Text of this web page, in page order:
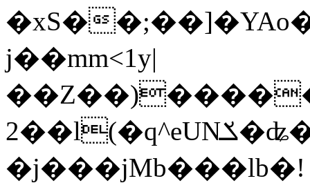
�xS�
j��mm<1y|
2��l(�q^eUNݎ�ʥ�>a��WR��ym�����[�M���y����3��^
�j���jMb���lb�!